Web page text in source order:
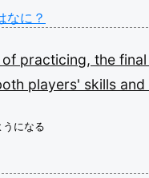
なに？
of practicing, the final
players' skills and
うになる